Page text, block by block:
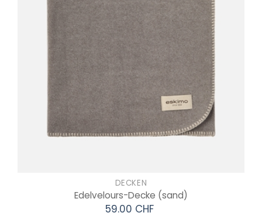
DECKEN
Edelvelours-Decke (sand)
59.00 CHF